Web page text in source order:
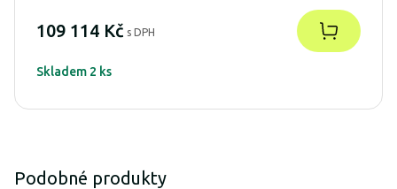
109 114 Kč s DPH
Skladem 2 ks
Podobné produkty